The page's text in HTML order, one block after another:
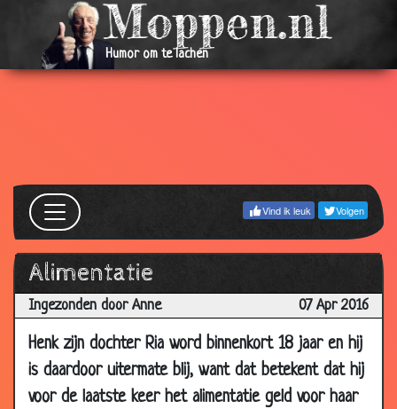
Humor om te lachen
Vind ik leuk Volgen
Alimentatie
Ingezonden door Anne 07 Apr 2016
Henk zijn dochter Ria word binnenkort 18 jaar en hij
is daardoor uitermate blij, want dat betekent dat hij
voor de laatste keer het alimentatie geld voor haar
21 Jun
2017
Gelukt
30 Jan
2017
24 Jan
2017
Celdeling vs. Cellencomplex 2.30
03 Jan
2017
De drol 2.85
30 Dec
2016
Lunchpause 2.59
17 Dec
Boete 2.64